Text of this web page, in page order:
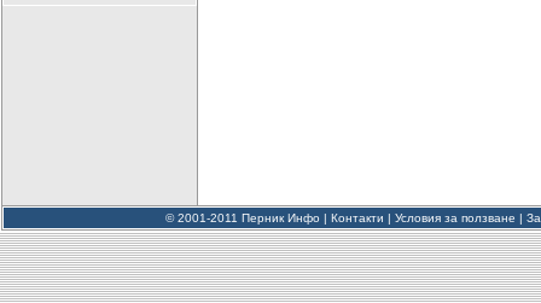
© 2001-2011 Перник Инфо | Контакти | Условия за ползване |